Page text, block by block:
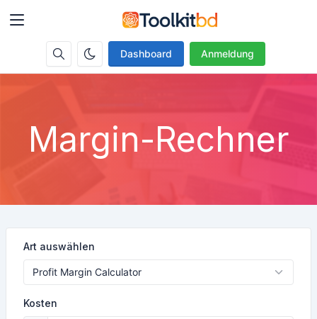
Dashboard Anmeldung
Margin-Rechner
Art auswählen
Kosten